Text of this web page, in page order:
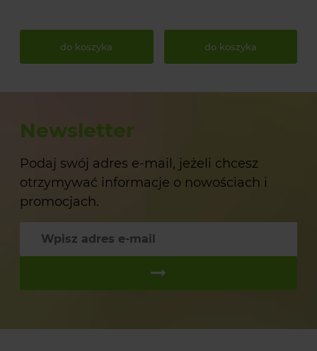
do koszyka do koszyka
Newsletter
Podaj swój adres e-mail, jeżeli chcesz
otrzymywać informacje o nowościach i
promocjach.